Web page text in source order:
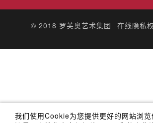
© 2018 罗芙奥艺术集团 在线隐私
我们使用Cookie为您提供更好的网站浏